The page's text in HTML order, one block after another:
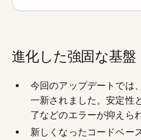
進化した強固な基盤
今回のアップデートでは
一新されました。安定性
了などのエラーが抑えら
新しくなったコードベー